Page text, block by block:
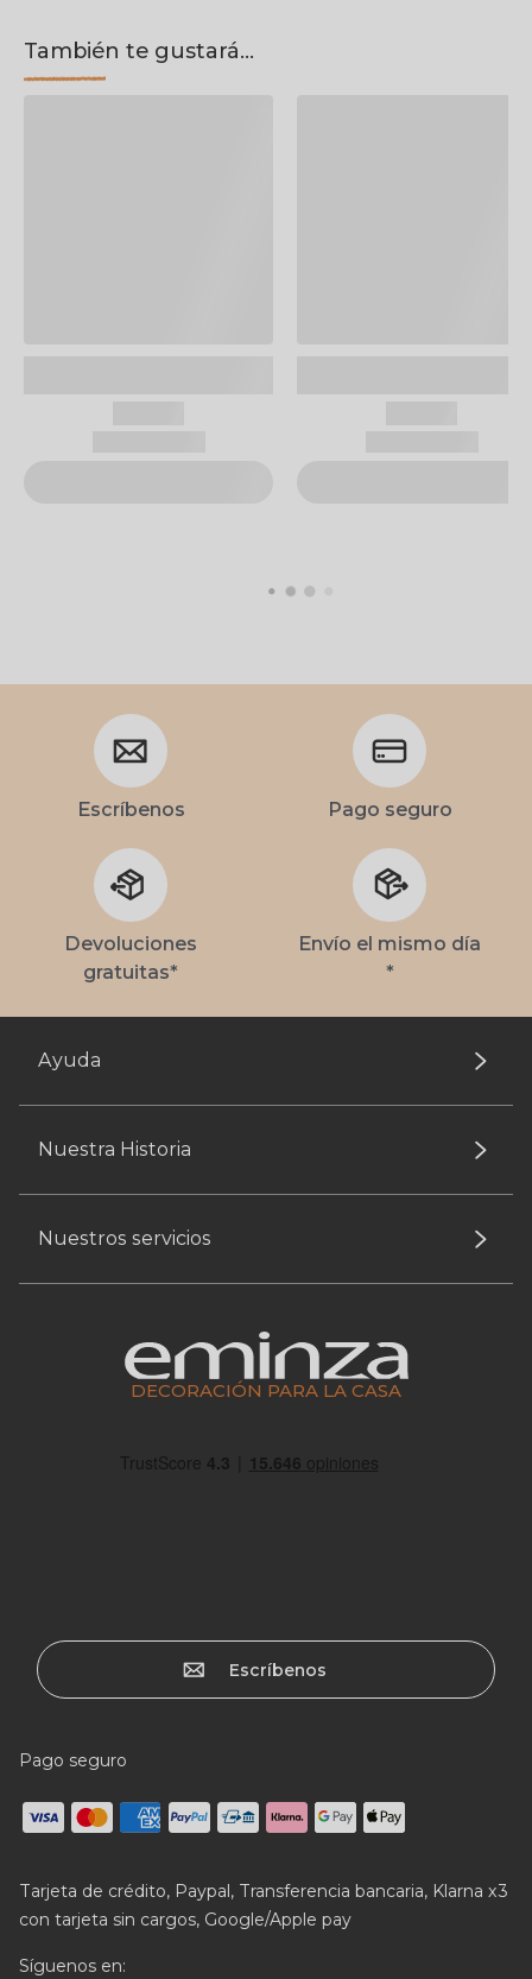
También te gustará...
Escríbenos Pago seguro
Devoluciones
gratuitas*
Envío el mismo día
*
Ayuda
Nuestra Historia
Nuestros servicios
DECORACIÓN PARA LA CASA
Escríbenos
Pago seguro
Tarjeta de crédito, Paypal, Transferencia bancaria, Klarna x3
con tarjeta sin cargos, Google/Apple pay
Síguenos en: